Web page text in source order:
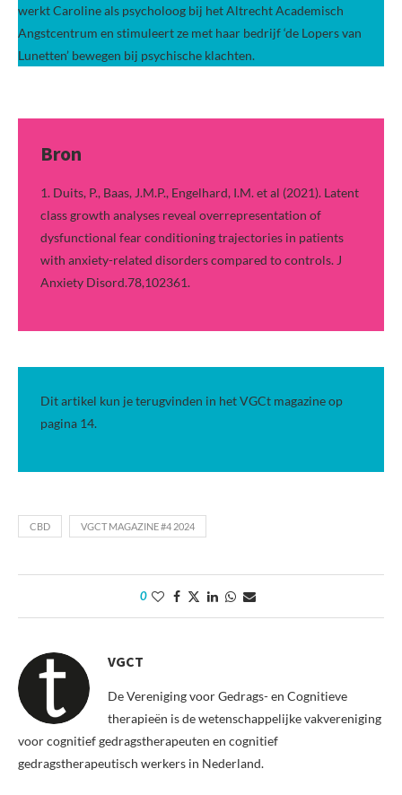
werkt Caroline als psycholoog bij het Altrecht Academisch
Angstcentrum en stimuleert ze met haar bedrijf ‘de Lopers van
Lunetten’ bewegen bij psychische klachten.
Bron
1. Duits, P., Baas, J.M.P., Engelhard, I.M. et al (2021). Latent
class growth analyses reveal overrepresentation of
dysfunctional fear conditioning trajectories in patients
with anxiety-related disorders compared to controls. J
Anxiety Disord.78,102361.
Dit artikel kun je terugvinden in het VGCt magazine op
pagina 14.
CBD VGCT MAGAZINE #4 2024
0
VGCT
De Vereniging voor Gedrags- en Cognitieve
therapieën is de wetenschappelijke vakvereniging
voor cognitief gedragstherapeuten en cognitief
gedragstherapeutisch werkers in Nederland.